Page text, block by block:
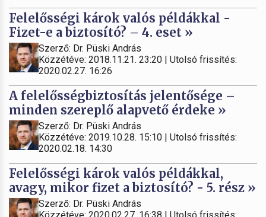
Felelősségi károk valós példákkal -
Fizet-e a biztosító? – 4. eset »
Szerző: Dr. Püski András
Közzétéve: 2018.11.21. 23:20 | Utolsó frissítés:
2020.02.27. 16:26
A felelősségbiztosítás jelentősége –
minden szereplő alapvető érdeke »
Szerző: Dr. Püski András
Közzétéve: 2019.10.28. 15:10 | Utolsó frissítés:
2020.02.18. 14:30
Felelősségi károk valós példákkal,
avagy, mikor fizet a biztosító? - 5. rész »
Szerző: Dr. Püski András